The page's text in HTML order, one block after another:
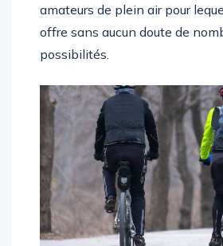
amateurs de plein air pour
offre sans aucun doute de
possibilités.